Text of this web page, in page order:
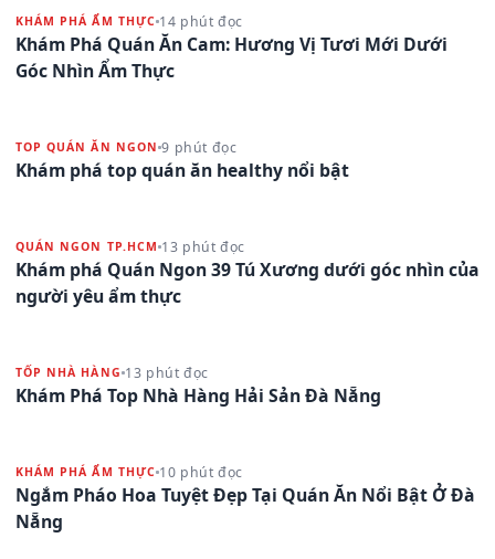
KHÁM PHÁ ẨM THỰC 14 phút đọc
Khám Phá Quán Ăn Cam: Hương Vị Tươi Mới Dưới
Góc Nhìn Ẩm Thực
TOP QUÁN ĂN NGON 9 phút đọc
Khám phá top quán ăn healthy nổi bật
QUÁN NGON TP.HCM 13 phút đọc
Khám phá Quán Ngon 39 Tú Xương dưới góc nhìn của
người yêu ẩm thực
TỐP NHÀ HÀNG 13 phút đọc
Khám Phá Top Nhà Hàng Hải Sản Đà Nẵng
KHÁM PHÁ ẨM THỰC 10 phút đọc
Ngắm Pháo Hoa Tuyệt Đẹp Tại Quán Ăn Nổi Bật Ở Đà
Nẵng